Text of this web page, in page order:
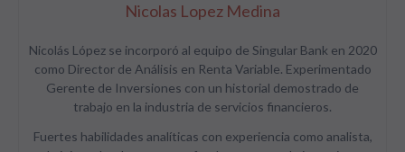
Nicolas Lopez Medina
Nicolás López se incorporó al equipo de Singular Bank en 2020
como Director de Análisis en Renta Variable. Experimentado
Gerente de Inversiones con un historial demostrado de
trabajo en la industria de servicios financieros.
Fuertes habilidades analíticas con experiencia como analista,